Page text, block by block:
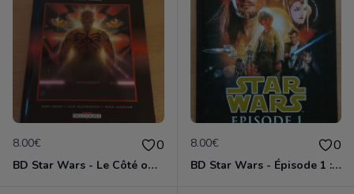
8.00€ 0
BD Star Wars - Le Côté obscur T02 - Dark Maul
8.00€ 0
BD Star Wars - Épisode 1 : la menace fantôme